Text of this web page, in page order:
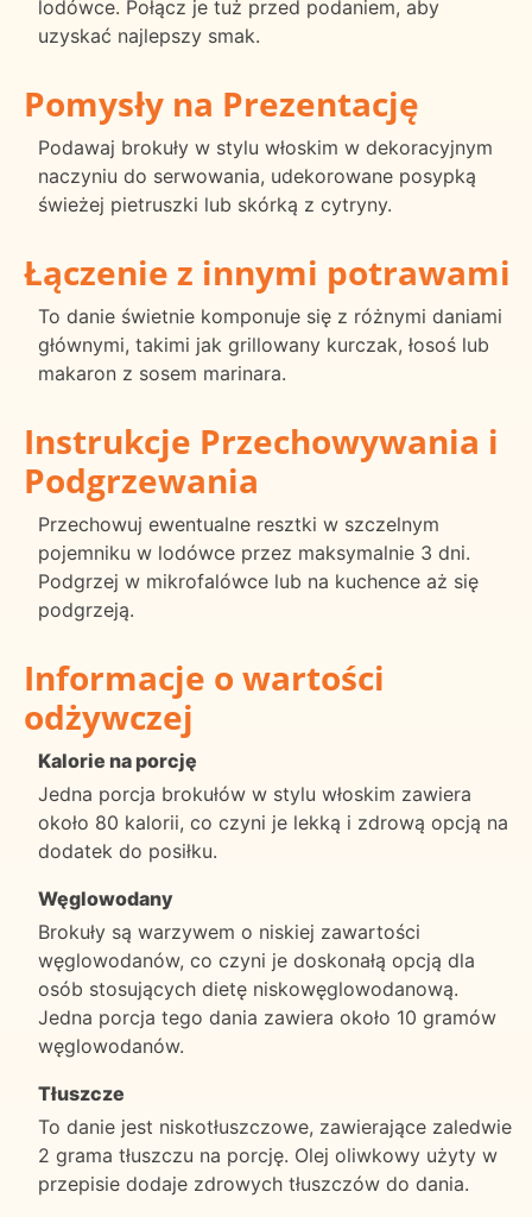
lodówce. Połącz je tuż przed podaniem, aby
uzyskać najlepszy smak.
Pomysły na Prezentację
Podawaj brokuły w stylu włoskim w dekoracyjnym
naczyniu do serwowania, udekorowane posypką
świeżej pietruszki lub skórką z cytryny.
Łączenie z innymi potrawami
To danie świetnie komponuje się z różnymi daniami
głównymi, takimi jak grillowany kurczak, łosoś lub
makaron z sosem marinara.
Instrukcje Przechowywania i
Podgrzewania
Przechowuj ewentualne resztki w szczelnym
pojemniku w lodówce przez maksymalnie 3 dni.
Podgrzej w mikrofalówce lub na kuchence aż się
podgrzeją.
Informacje o wartości
odżywczej
Kalorie na porcję
Jedna porcja brokułów w stylu włoskim zawiera
około 80 kalorii, co czyni je lekką i zdrową opcją na
dodatek do posiłku.
Węglowodany
Brokuły są warzywem o niskiej zawartości
węglowodanów, co czyni je doskonałą opcją dla
osób stosujących dietę niskowęglowodanową.
Jedna porcja tego dania zawiera około 10 gramów
węglowodanów.
Tłuszcze
To danie jest niskotłuszczowe, zawierające zaledwie
2 grama tłuszczu na porcję. Olej oliwkowy użyty w
przepisie dodaje zdrowych tłuszczów do dania.